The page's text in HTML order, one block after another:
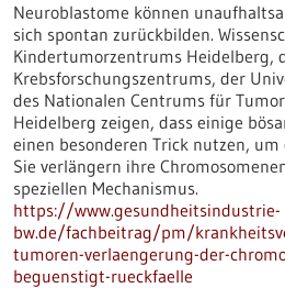
Neuroblastome können
sich spontan zurückbilden.
Kindertumorzentrums Heidelberg,
Krebsforschungszentrums, der
des Nationalen Centrums für
Heidelberg zeigen, dass einige
einen besonderen Trick nutzen,
Sie verlängern ihre
speziellen Mechanismus.
https://www.gesundheitsindustrie-
bw.de/fachbeitrag/pm/
tumoren-verlaengerung-der-
beguenstigt-rueckfaelle